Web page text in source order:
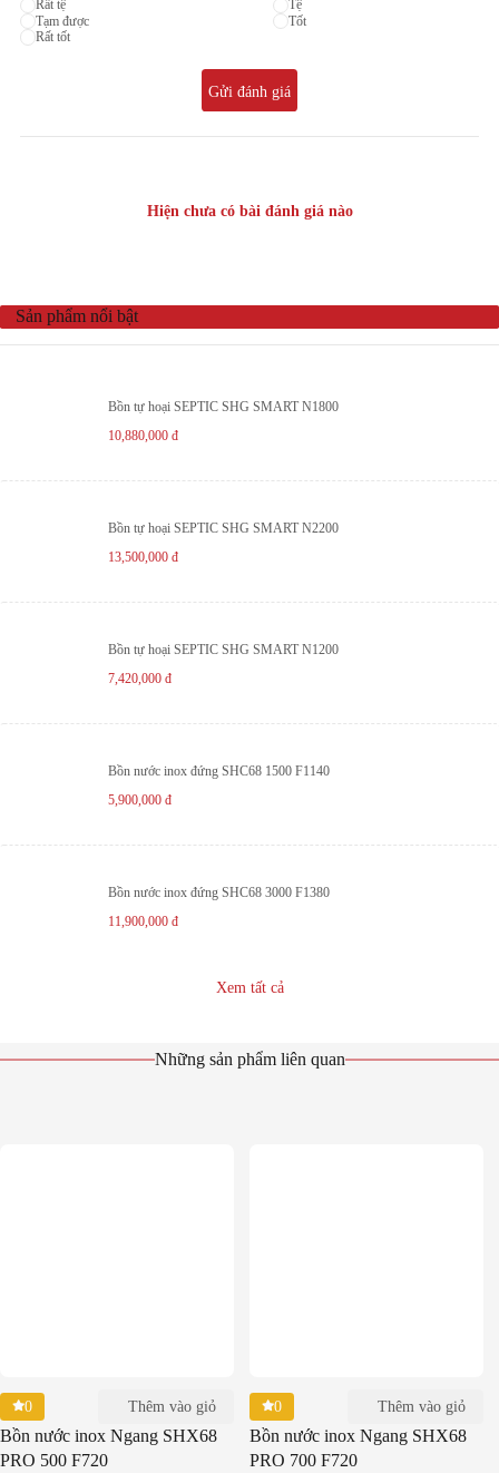
Rất tệ
Tệ
Tạm được
Tốt
Rất tốt
Gửi đánh giá
Hiện chưa có bài đánh giá nào
Sản phẩm nổi bật
Bồn tự hoại SEPTIC SHG SMART N1800
10,880,000đ
Bồn tự hoại SEPTIC SHG SMART N2200
13,500,000đ
Bồn tự hoại SEPTIC SHG SMART N1200
7,420,000đ
Bồn nước inox đứng SHC68 1500 F1140
5,900,000đ
Bồn nước inox đứng SHC68 3000 F1380
11,900,000đ
Xem tất cả
Những sản phẩm liên quan
0 Thêm vào giỏ
Bồn nước inox Ngang SHX68
PRO 500 F720
0 Thêm vào giỏ
Bồn nước inox Ngang SHX68
PRO 700 F720